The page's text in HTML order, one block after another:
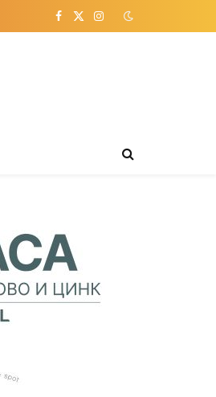
Facebook
X
Instagram